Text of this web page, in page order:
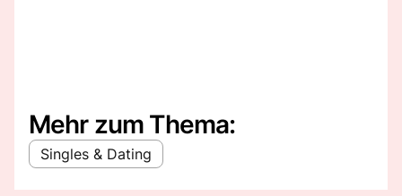
Mehr zum Thema:
Singles & Dating